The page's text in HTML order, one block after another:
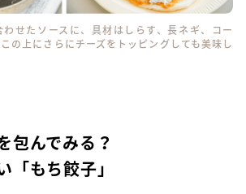
せたソースに、具材はしらす、長ネギ、コー
の上にさらにチーズをトッピングしても美味し
包んでみる？
「もち餃子」